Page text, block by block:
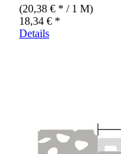
(20,38 € * / 1 M)
18,34 € *
Details